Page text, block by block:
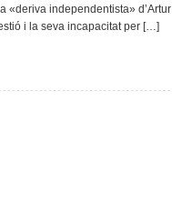
Mas,
ha
per
«deriva independentista» d’Artur
i la seva incapacitat per […]